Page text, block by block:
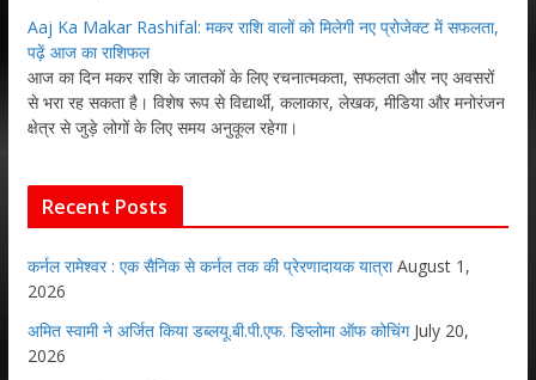
Aaj Ka Makar Rashifal: मकर राशि वालों को मिलेगी नए प्रोजेक्ट में सफलता,
पढ़ें आज का राशिफल
आज का दिन मकर राशि के जातकों के लिए रचनात्मकता, सफलता और नए अवसरों
से भरा रह सकता है। विशेष रूप से विद्यार्थी, कलाकार, लेखक, मीडिया और मनोरंजन
क्षेत्र से जुड़े लोगों के लिए समय अनुकूल रहेगा।
Recent Posts
कर्नल रामेश्वर : एक सैनिक से कर्नल तक की प्रेरणादायक यात्रा August 1,
2026
अमित स्वामी ने अर्जित किया डब्लयू.बी.पी.एफ. डिप्लोमा ऑफ कोचिंग July 20,
2026